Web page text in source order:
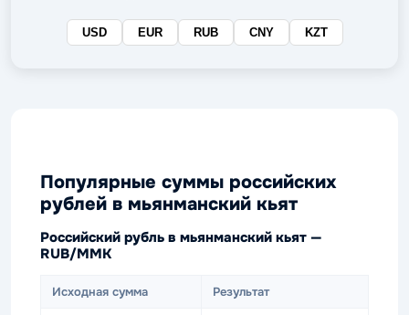
USD EUR RUB CNY KZT
Популярные суммы российских
рублей в мьянманский кьят
Российский рубль в мьянманский кьят —
RUB/MMK
Исходная сумма Результат